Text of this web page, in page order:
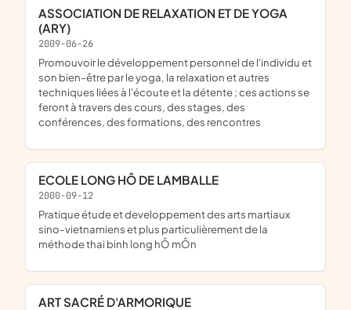
ASSOCIATION DE RELAXATION ET DE YOGA
(ARY)
2009-06-26
promouvoir le développement personnel de l'individu et
son bien-être par le yoga, la relaxation et autres
techniques liées à l'écoute et la détente ; ces actions se
feront à travers des cours, des stages, des
conférences, des formations, des rencontres
ECOLE LONG HÔ DE LAMBALLE
2000-09-12
pratique étude et developpement des arts martiaux
sino-vietnamiens et plus particulièrement de la
méthode thai binh long hÔ mÔn
ART SACRÉ D'ARMORIQUE